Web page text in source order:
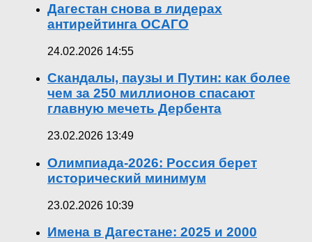
Дагестан снова в лидерах
антирейтинга ОСАГО
24.02.2026 14:55
Скандалы, паузы и Путин: как более
чем за 250 миллионов спасают
главную мечеть Дербента
23.02.2026 13:49
Олимпиада-2026: Россия берет
исторический минимум
23.02.2026 10:39
Имена в Дагестане: 2025 и 2000